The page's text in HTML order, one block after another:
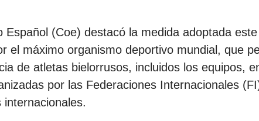
Español (Coe) destacó la medida adoptada
el máximo organismo deportivo mundial, que
de atletas bielorrusos, incluidos los equipos,
por las Federaciones Internacionales